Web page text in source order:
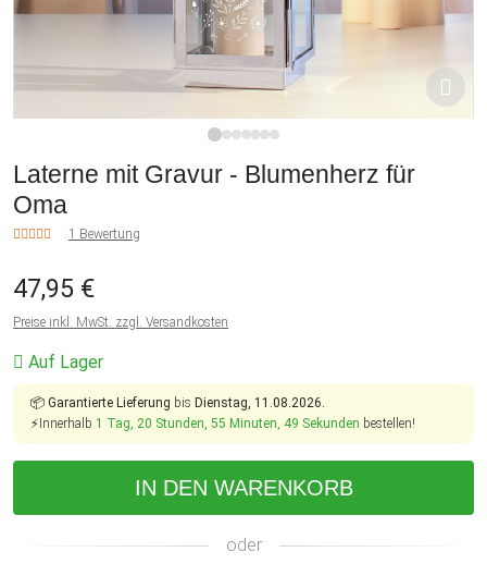
Laterne mit Gravur - Blumenherz für
Oma
1 Bewertung
47,95 €
Preise inkl. MwSt. zzgl. Versandkosten
Auf Lager
📦 Garantierte Lieferung bis Dienstag, 11.08.2026.
⚡Innerhalb 1 Tag, 20 Stunden, 55 Minuten, 49 Sekunden bestellen!
IN DEN WARENKORB
oder